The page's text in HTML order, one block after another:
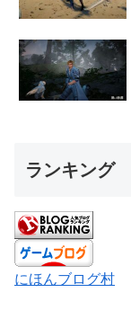
ランキング
にほんブログ村